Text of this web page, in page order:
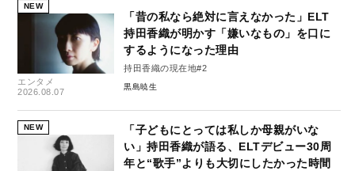
NEW
エンタメ
2026.08.07
「昔の私なら絶対に言えなかった」ELT
持田香織が明かす「嫌いなもの」を口に
するようになった理由
持田香織の現在地#2
黒島暁生
NEW
「子どもにとっては私しか母親がいな
い」持田香織が語る、ELTデビュー30周
年と“歌手”よりも大切にしたかった時間